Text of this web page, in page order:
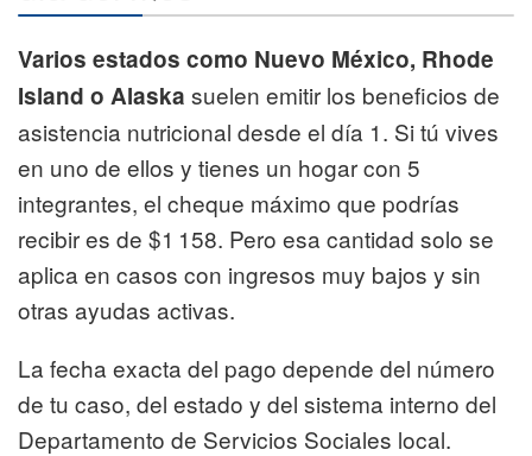
Varios estados como Nuevo México, Rhode
Island o Alaska suelen emitir los beneficios de
asistencia nutricional desde el día 1. Si tú vives
en uno de ellos y tienes un hogar con 5
integrantes, el cheque máximo que podrías
recibir es de $1 158. Pero esa cantidad solo se
aplica en casos con ingresos muy bajos y sin
otras ayudas activas.
La fecha exacta del pago depende del número
de tu caso, del estado y del sistema interno del
Departamento de Servicios Sociales local.